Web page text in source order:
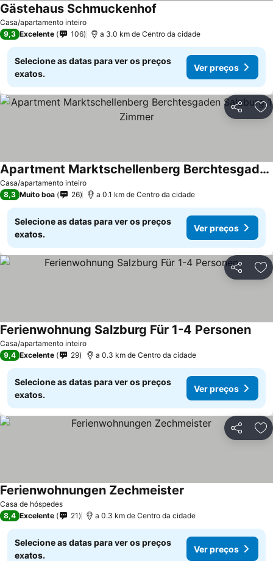
Casa/apartamento inteiro
Gästehaus Schmuckenhof
9,3 Excelente 106 a 3.0 km de Centro da cidade
Selecione as datas para ver os preços
exatos.
Ver preços
Partilhar
Casa/apartamento inteiro
Apartment Marktschellenberg Berchtesgaden Salzburg 1 Zimmer
8,3 Muito boa 26 a 0.1 km de Centro da cidade
Selecione as datas para ver os preços
exatos.
Ver preços
Partilhar
Casa/apartamento inteiro
Ferienwohnung Salzburg Für 1-4 Personen
9,4 Excelente 29 a 0.3 km de Centro da cidade
Selecione as datas para ver os preços
exatos.
Ver preços
Partilhar
Casa de hóspedes
Ferienwohnungen Zechmeister
8,4 Excelente 21 a 0.3 km de Centro da cidade
Selecione as datas para ver os preços
exatos.
Ver preços